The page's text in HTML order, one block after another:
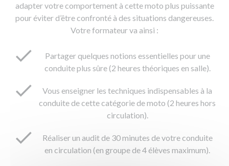
adapter votre comportement à cette moto plus puissante
pour éviter d’être confronté à des situations dangereuses.
Votre formateur va ainsi :
Partager quelques notions essentielles pour une
conduite plus sûre (2 heures théoriques en salle).
Vous enseigner les techniques indispensables à la
conduite de cette catégorie de moto (2 heures hors
circulation).
Réaliser un audit de 30 minutes de votre conduite
en circulation (en groupe de 4 élèves maximum).